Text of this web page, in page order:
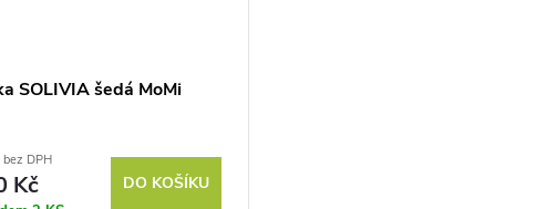
SOLIVIA šedá MoMi
DPH
Kč DO KOŠÍKU